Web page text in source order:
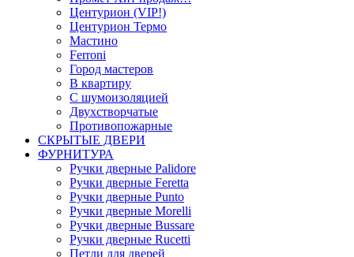
Центурион (VIP!)
Центурион Термо
Мастино
Ferroni
Город мастеров
В квартиру
С шумоизоляцией
Двухстворчатые
Противопожарные
СКРЫТЫЕ ДВЕРИ
ФУРНИТУРА
Ручки дверные Palidore
Ручки дверные Feretta
Ручки дверные Punto
Ручки дверные Morelli
Ручки дверные Bussare
Ручки дверные Rucetti
Петли для дверей